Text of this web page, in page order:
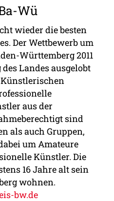
Wü
wieder die besten
Der Wettbewerb um
Württemberg 2011
Landes ausgelobt
aus der
sind
als auch Gruppen,
um Amateure
Künstler. Die
16 Jahre alt sein
wohnen.
bw.de